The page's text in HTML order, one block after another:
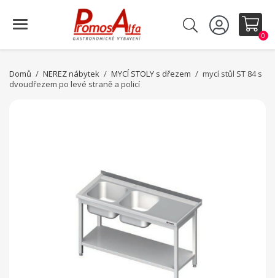
0
Domů NEREZ nábytek MYCÍ STOLY s dřezem
mycí stůl ST 84 s
dvoudřezem po levé straně a policí